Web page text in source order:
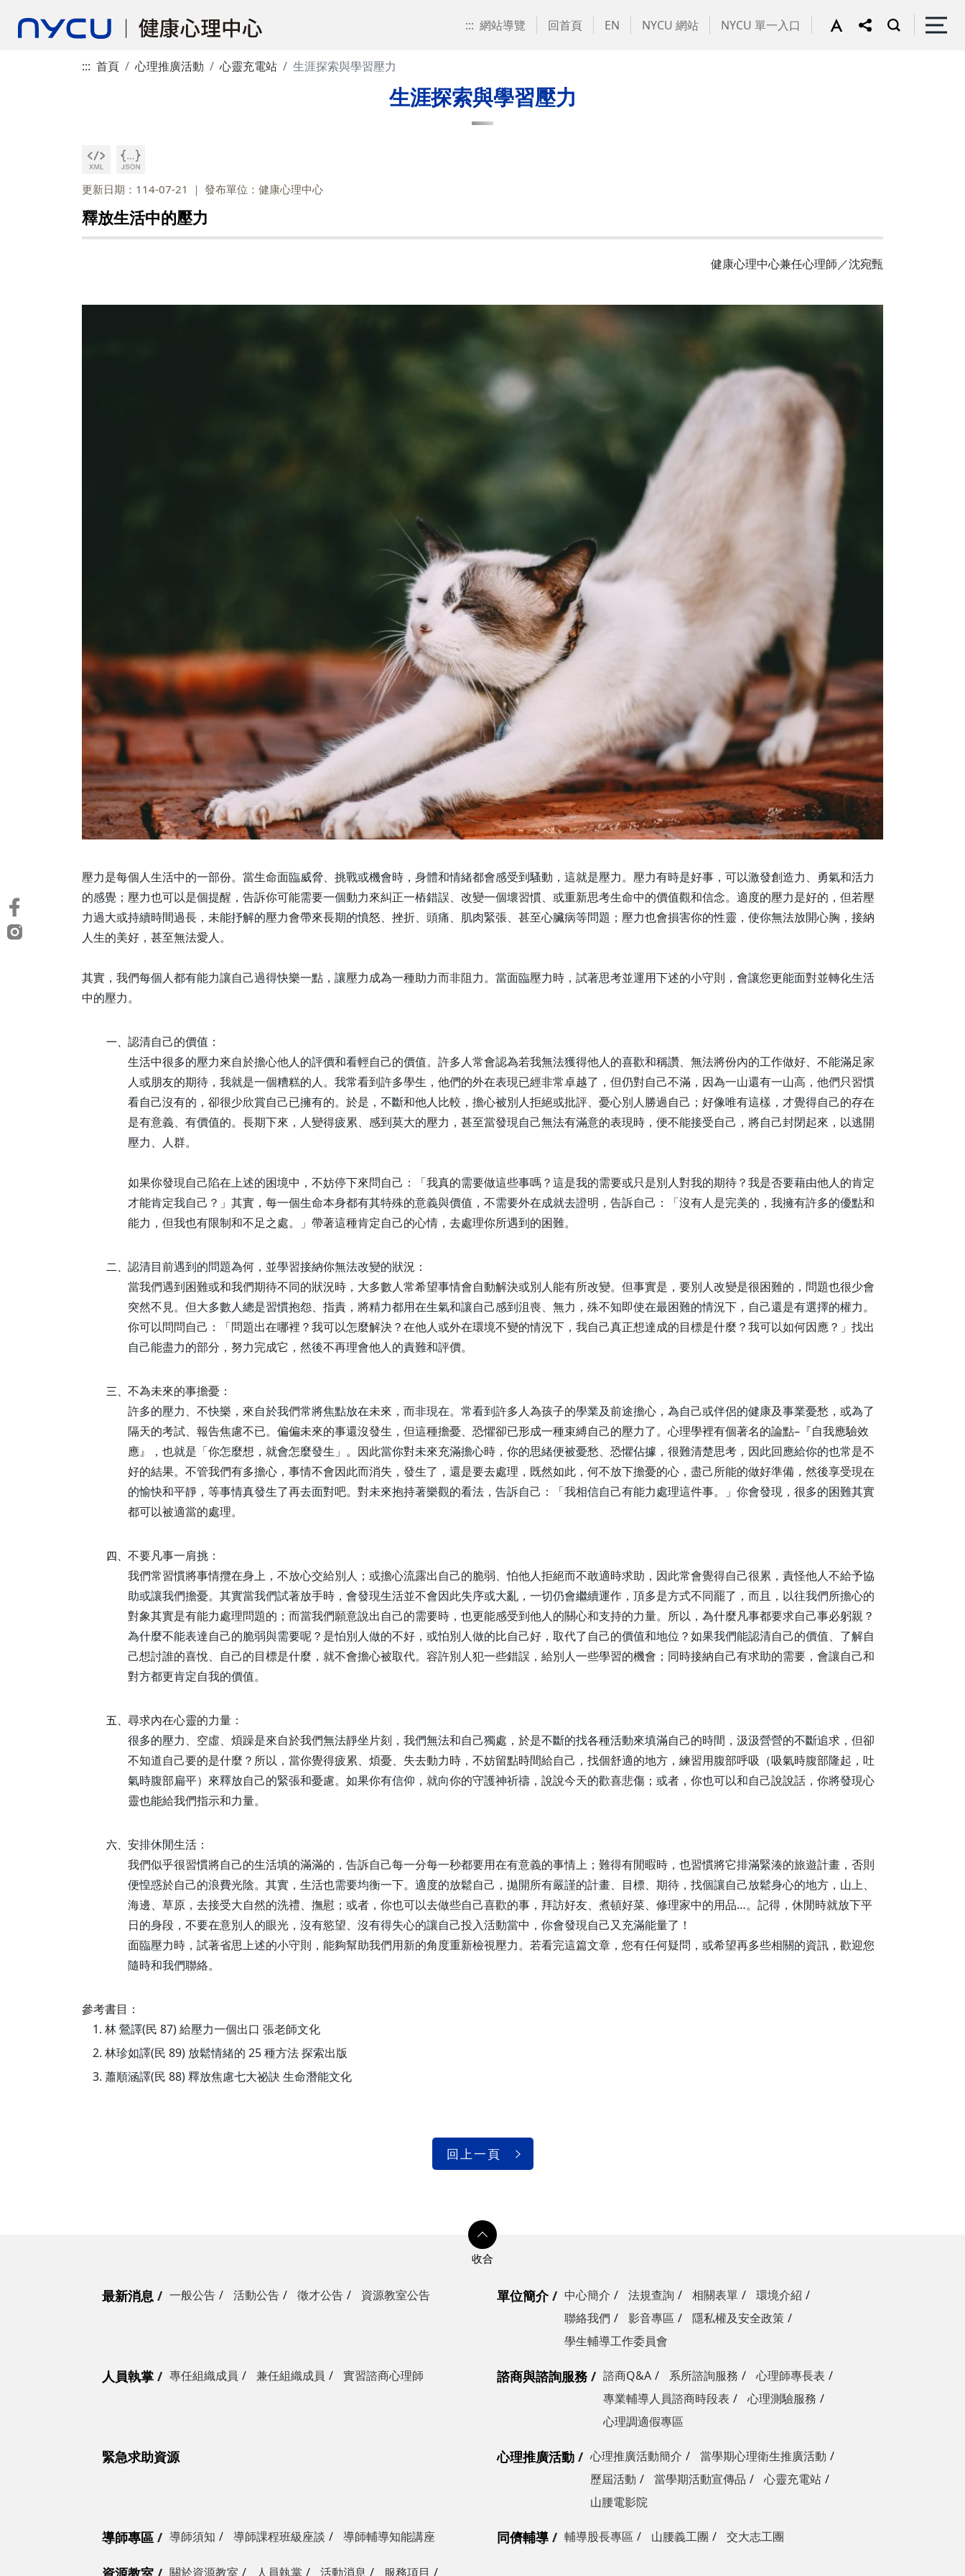
::: 網站導覽 回首頁 EN NYCU 網站 NYCU 單一入口
::: 首頁 心理推廣活動 心靈充電站 生涯探索與學習壓力
生涯探索與學習壓力
更新日期：114-07-21 發布單位：健康心理中心
釋放生活中的壓力
健康心理中心兼任心理師／沈宛甄
壓力是每個人生活中的一部份。當生命面臨威脅、挑戰或機會時，身體和情緒都會感受到騷動，這就是壓力。壓力有時是好事，可以激發創造力、勇氣和活力
的感覺；壓力也可以是個提醒，告訴你可能需要一個動力來糾正一樁錯誤、改變一個壞習慣、或重新思考生命中的價值觀和信念。適度的壓力是好的，但若壓
力過大或持續時間過長，未能抒解的壓力會帶來長期的憤怒、挫折、頭痛、肌肉緊張、甚至心臟病等問題；壓力也會損害你的性靈，使你無法放開心胸，接納
人生的美好，甚至無法愛人。
其實，我們每個人都有能力讓自己過得快樂一點，讓壓力成為一種助力而非阻力。當面臨壓力時，試著思考並運用下述的小守則，會讓您更能面對並轉化生活
中的壓力。
一、 認清自己的價值：
生活中很多的壓力來自於擔心他人的評價和看輕自己的價值。許多人常會認為若我無法獲得他人的喜歡和稱讚、無法將份內的工作做好、不能滿足家
人或朋友的期待，我就是一個糟糕的人。我常看到許多學生，他們的外在表現已經非常卓越了，但仍對自己不滿，因為一山還有一山高，他們只習慣
看自己沒有的，卻很少欣賞自己已擁有的。於是，不斷和他人比較，擔心被別人拒絕或批評、憂心別人勝過自己；好像唯有這樣，才覺得自己的存在
是有意義、有價值的。長期下來，人變得疲累、感到莫大的壓力，甚至當發現自己無法有滿意的表現時，便不能接受自己，將自己封閉起來，以逃開
壓力、人群。
如果你發現自己陷在上述的困境中，不妨停下來問自己：「我真的需要做這些事嗎？這是我的需要或只是別人對我的期待？我是否要藉由他人的肯定
才能肯定我自己？」其實，每一個生命本身都有其特殊的意義與價值，不需要外在成就去證明，告訴自己：「沒有人是完美的，我擁有許多的優點和
能力，但我也有限制和不足之處。」帶著這種肯定自己的心情，去處理你所遇到的困難。
二、 認清目前遇到的問題為何，並學習接納你無法改變的狀況：
當我們遇到困難或和我們期待不同的狀況時，大多數人常希望事情會自動解決或別人能有所改變。但事實是，要別人改變是很困難的，問題也很少會
突然不見。但大多數人總是習慣抱怨、指責，將精力都用在生氣和讓自己感到沮喪、無力，殊不知即使在最困難的情況下，自己還是有選擇的權力。
你可以問問自己：「問題出在哪裡？我可以怎麼解決？在他人或外在環境不變的情況下，我自己真正想達成的目標是什麼？我可以如何因應？」找出
自己能盡力的部分，努力完成它，然後不再理會他人的責難和評價。
三、 不為未來的事擔憂：
許多的壓力、不快樂，來自於我們常將焦點放在未來，而非現在。常看到許多人為孩子的學業及前途擔心，為自己或伴侶的健康及事業憂愁，或為了
隔天的考試、報告焦慮不已。偏偏未來的事還沒發生，但這種擔憂、恐懼卻已形成一種束縛自己的壓力了。心理學裡有個著名的論點–『自我應驗效
應』，也就是「你怎麼想，就會怎麼發生」。因此當你對未來充滿擔心時，你的思緒便被憂愁、恐懼佔據，很難清楚思考，因此回應給你的也常是不
好的結果。不管我們有多擔心，事情不會因此而消失，發生了，還是要去處理，既然如此，何不放下擔憂的心，盡己所能的做好準備，然後享受現在
的愉快和平靜，等事情真發生了再去面對吧。對未來抱持著樂觀的看法，告訴自己：「我相信自己有能力處理這件事。」你會發現，很多的困難其實
都可以被適當的處理。
四、 不要凡事一肩挑：
我們常習慣將事情攬在身上，不放心交給別人；或擔心流露出自己的脆弱、怕他人拒絕而不敢適時求助，因此常會覺得自己很累，責怪他人不給予協
助或讓我們擔憂。其實當我們試著放手時，會發現生活並不會因此失序或大亂，一切仍會繼續運作，頂多是方式不同罷了，而且，以往我們所擔心的
對象其實是有能力處理問題的；而當我們願意說出自己的需要時，也更能感受到他人的關心和支持的力量。所以，為什麼凡事都要求自己事必躬親？
為什麼不能表達自己的脆弱與需要呢？是怕別人做的不好，或怕別人做的比自己好，取代了自己的價值和地位？如果我們能認清自己的價值、了解自
己想討誰的喜悅、自己的目標是什麼，就不會擔心被取代。容許別人犯一些錯誤，給別人一些學習的機會；同時接納自己有求助的需要，會讓自己和
對方都更肯定自我的價值。
五、 尋求內在心靈的力量：
很多的壓力、空虛、煩躁是來自於我們無法靜坐片刻，我們無法和自己獨處，於是不斷的找各種活動來填滿自己的時間，汲汲營營的不斷追求，但卻
不知道自己要的是什麼？所以，當你覺得疲累、煩憂、失去動力時，不妨留點時間給自己，找個舒適的地方，練習用腹部呼吸（吸氣時腹部隆起，吐
氣時腹部扁平）來釋放自己的緊張和憂慮。如果你有信仰，就向你的守護神祈禱，說說今天的歡喜悲傷；或者，你也可以和自己說說話，你將發現心
靈也能給我們指示和力量。
六、 安排休閒生活：
我們似乎很習慣將自己的生活填的滿滿的，告訴自己每一分每一秒都要用在有意義的事情上；難得有閒暇時，也習慣將它排滿緊湊的旅遊計畫，否則
便惶惑於自己的浪費光陰。其實，生活也需要均衡一下。適度的放鬆自己，拋開所有嚴謹的計畫、目標、期待，找個讓自己放鬆身心的地方，山上、
海邊、草原，去接受大自然的洗禮、撫慰；或者，你也可以去做些自己喜歡的事，拜訪好友、煮頓好菜、修理家中的用品…。記得，休閒時就放下平
日的身段，不要在意別人的眼光，沒有慾望、沒有得失心的讓自己投入活動當中，你會發現自己又充滿能量了！
面臨壓力時，試著省思上述的小守則，能夠幫助我們用新的角度重新檢視壓力。若看完這篇文章，您有任何疑問，或希望再多些相關的資訊，歡迎您
隨時和我們聯絡。
參考書目：
林 鶯譯(民 87) 給壓力一個出口 張老師文化
林珍如譯(民 89) 放鬆情緒的 25 種方法 探索出版
蕭順涵譯(民 88) 釋放焦慮七大祕訣 生命潛能文化
回上一頁
最新消息 一般公告 活動公告 徵才公告 資源教室公告 單位簡介 中心簡介 法規查詢 相關表單
環境介紹
聯絡我們
影音專區
隱私權及安全政策
學生輔導工作委員會
人員執掌 專任組織成員 兼任組織成員 實習諮商心理師 諮商與諮詢服務 諮商Q&A 系所諮詢服務
心理師專長表
專業輔導人員諮商時段表
心理測驗服務
心理調適假專區
緊急求助資源 心理推廣活動 心理推廣活動簡介
當學期心理衛生推廣活動
歷屆活動
當學期活動宣傳品
心靈充電站
山腰電影院
導師專區 導師須知 導師課程班級座談 導師輔導知能講座 同儕輔導 輔導股長專區 山腰義工團 交大志工團
關於資源教室 人員執掌 活動消息 服務項目